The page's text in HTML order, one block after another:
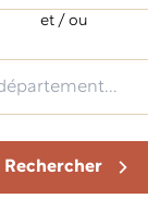
et / ou
Rechercher